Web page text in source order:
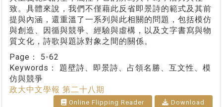
致。具體來說，我們不僅藉此反省即景詩的範式及其前
提與內涵，還重溫了一系列與此相關的問題，包括模仿
與創造、因循與競爭、經驗與虛構，以及文字書寫與物
質文化，詩歌與題詠對象之間的關係。
Page： 5-62
Keywords： 題壁詩、即景詩、占領名勝、互文性、模
仿與競爭
政大中文學報 第二十八期
Online Flipping Reader Download